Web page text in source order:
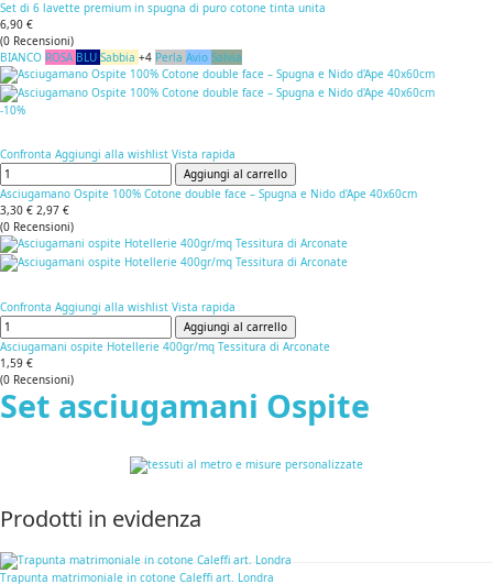
Set di 6 lavette premium in spugna di puro cotone tinta unita
6,90 €
(0 Recensioni)
BIANCO ROSA BLU Sabbia +4 Perla Avio Salvia
-10%
Confronta Aggiungi alla wishlist Vista rapida
Aggiungi al carrello
Asciugamano Ospite 100% Cotone double face – Spugna e Nido d'Ape 40x60cm
3,30 € 2,97 €
(0 Recensioni)
Confronta Aggiungi alla wishlist Vista rapida
Aggiungi al carrello
Asciugamani ospite Hotellerie 400gr/mq Tessitura di Arconate
1,59 €
(0 Recensioni)
Set asciugamani Ospite
Prodotti in evidenza
Trapunta matrimoniale in cotone Caleffi art. Londra